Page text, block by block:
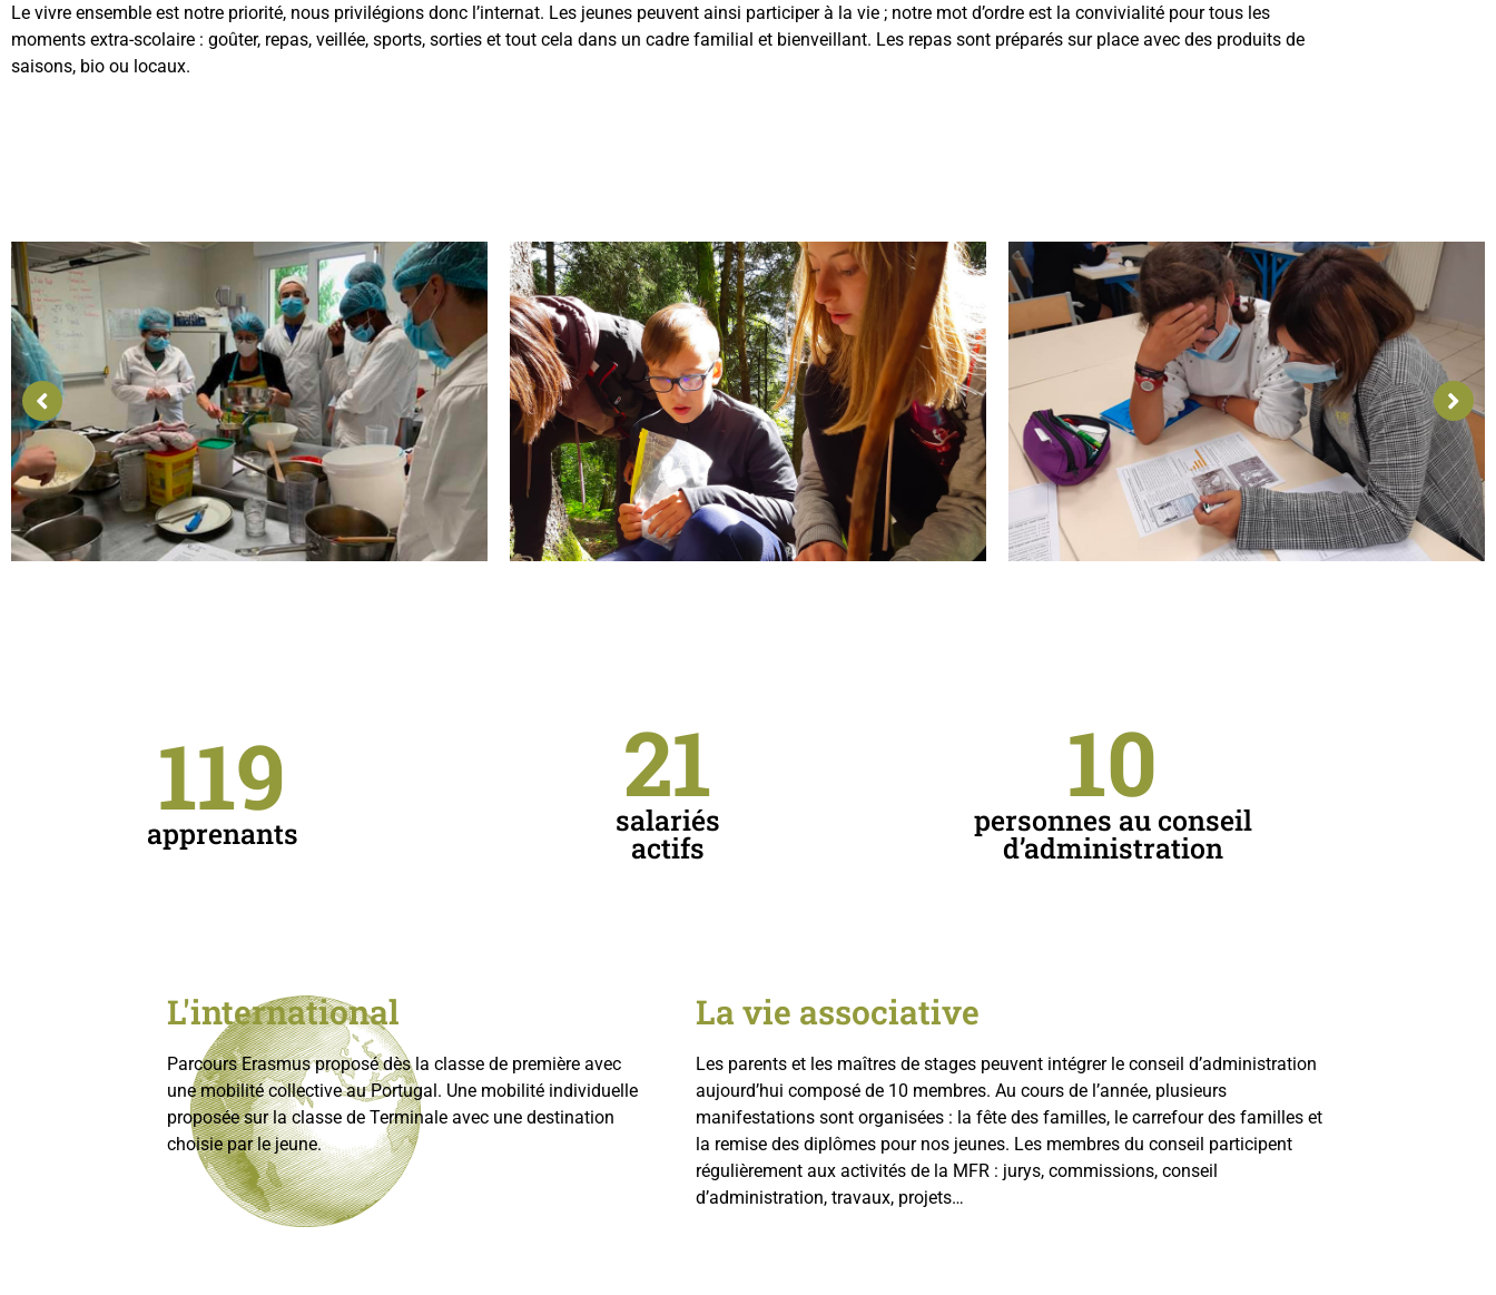
Le vivre ensemble est notre priorité, nous privilégions donc l’internat. Les jeunes peuvent ainsi participer à la vie ; notre mot d’ordre est la convivialité pour tous les
moments extra-scolaire : goûter, repas, veillée, sports, sorties et tout cela dans un cadre familial et bienveillant. Les repas sont préparés sur place avec des produits de
saisons, bio ou locaux.
119
apprenants
21
salariés
actifs
10
personnes au conseil
d’administration
L'international
Parcours Erasmus proposé dès la classe de première avec
une mobilité collective au Portugal. Une mobilité individuelle
proposée sur la classe de Terminale avec une destination
choisie par le jeune.
La vie associative
Les parents et les maîtres de stages peuvent intégrer le conseil d’administration
aujourd’hui composé de 10 membres. Au cours de l’année, plusieurs
manifestations sont organisées : la fête des familles, le carrefour des familles et
la remise des diplômes pour nos jeunes. Les membres du conseil participent
régulièrement aux activités de la MFR : jurys, commissions, conseil
d’administration, travaux, projets…